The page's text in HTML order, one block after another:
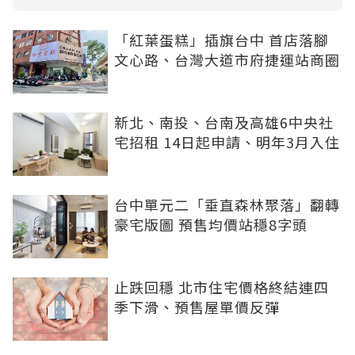
「紅葉蛋糕」插旗台中 首店落腳
文心路、台灣大道市府捷運站商圈
新北、南投、台南及高雄6中央社
宅招租 14日起申請、明年3月入住
台中單元二「垂直森林聚落」翻轉
豪宅版圖 預售均價站穩8字頭
止跌回穩 北市住宅價格終結連四
季下滑、預售屋單價反彈